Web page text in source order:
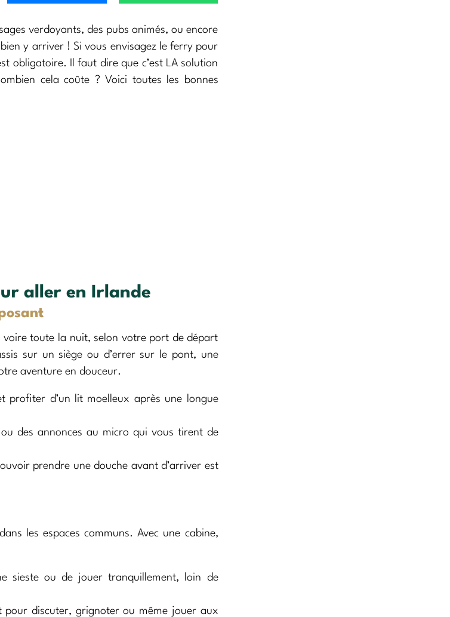
verdoyants, des pubs animés, ou encore
y arriver ! Si vous envisagez le ferry pour
obligatoire. Il faut dire que c’est LA solution
cela coûte ? Voici toutes les bonnes
aller en Irlande
voire toute la nuit, selon votre port de départ
sur un siège ou d’errer sur le pont, une
aventure en douceur.
profiter d’un lit moelleux après une longue
des annonces au micro qui vous tirent de
prendre une douche avant d’arriver est
les espaces communs. Avec une cabine,
sieste ou de jouer tranquillement, loin de
pour discuter, grignoter ou même jouer aux